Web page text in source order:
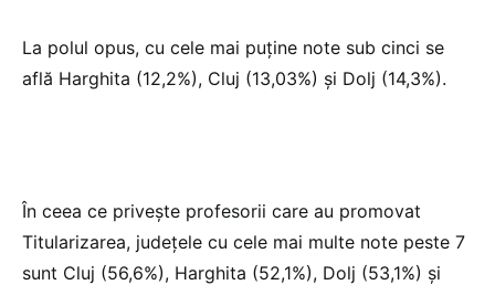
La polul opus, cu cele mai puține note sub cinci se
află Harghita (12,2%), Cluj (13,03%) și Dolj (14,3%).
În ceea ce privește profesorii care au promovat
Titularizarea, județele cu cele mai multe note peste 7
sunt Cluj (56,6%), Harghita (52,1%), Dolj (53,1%) și